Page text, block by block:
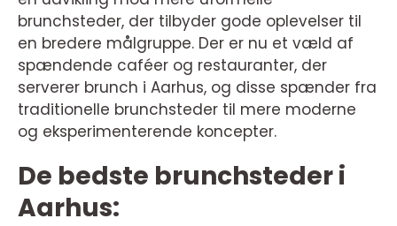
brunchsteder, der tilbyder gode oplevelser til
en bredere målgruppe. Der er nu et væld af
spændende caféer og restauranter, der
serverer brunch i Aarhus, og disse spænder fra
traditionelle brunchsteder til mere moderne
og eksperimenterende koncepter.
De bedste brunchsteder i
Aarhus: